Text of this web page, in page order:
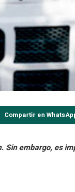
Compartir en
Sin embargo, es